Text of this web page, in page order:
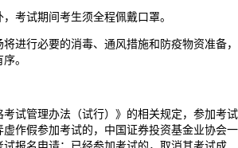
试期间考生须全程佩戴口罩。
行必要的消毒、通风措施和防疫物资准备，
。
管理办法（试行）》的相关规定，参加考试
作假参加考试的，中国证券投资基金业协会一